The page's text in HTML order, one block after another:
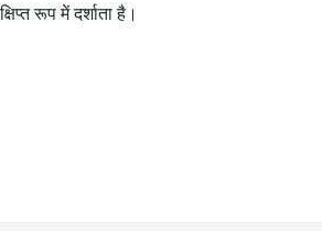
रूप में दर्शाता है।